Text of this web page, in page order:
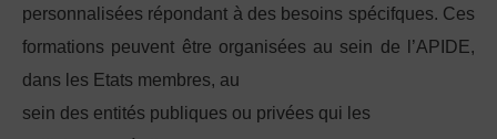
personnalisées répondant à des besoins spécifques. Ces
formations peuvent être organisées au sein de l’APIDE,
dans les Etats membres, au
sein des entités publiques ou privées qui les